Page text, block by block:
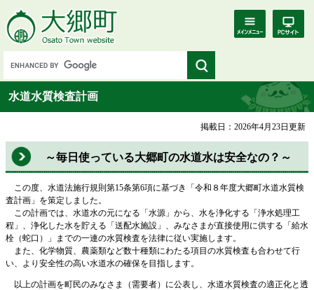
水道水質検査計画
掲載日：2026年4月23日更新
～毎日使っている大郷町の水道水は安全なの？～
この度、水道法施行規則第15条第6項に基づき「令和８年度大郷町水道水質検
査計画」を策定しました。
この計画では、水道水の元になる「水源」から、水を浄化する「浄水処理工
程」、浄化した水を貯える「送配水施設」、みなさまが直接使用に供する「給水
栓（蛇口）」までの一連の水質検査を法律に従い実施します。
また、化学物質、農薬類など数十種類にわたる項目の水質検査も合わせて行
い、より安全性の高い水道水の確保を目指します。
以上の計画を町民のみなさま（需要者）に公表し、水道水質検査の適正化と透